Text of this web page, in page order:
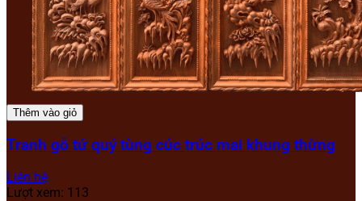
Thêm vào giỏ
Tranh gỗ tứ quý tùng cúc trúc mai khung thừng
Liên hệ
Lượt xem: 113